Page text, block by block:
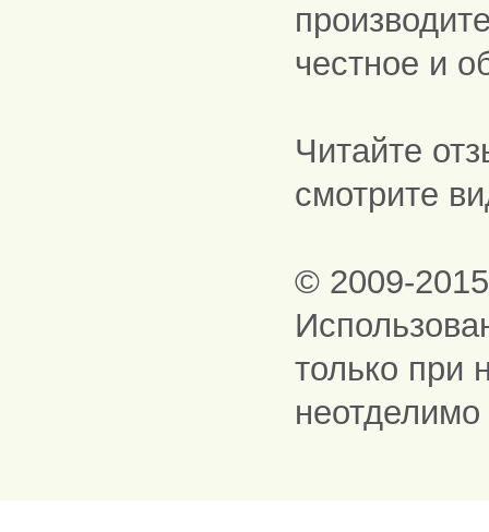
честное и
Читайте
смотрите
© 2009-
только при